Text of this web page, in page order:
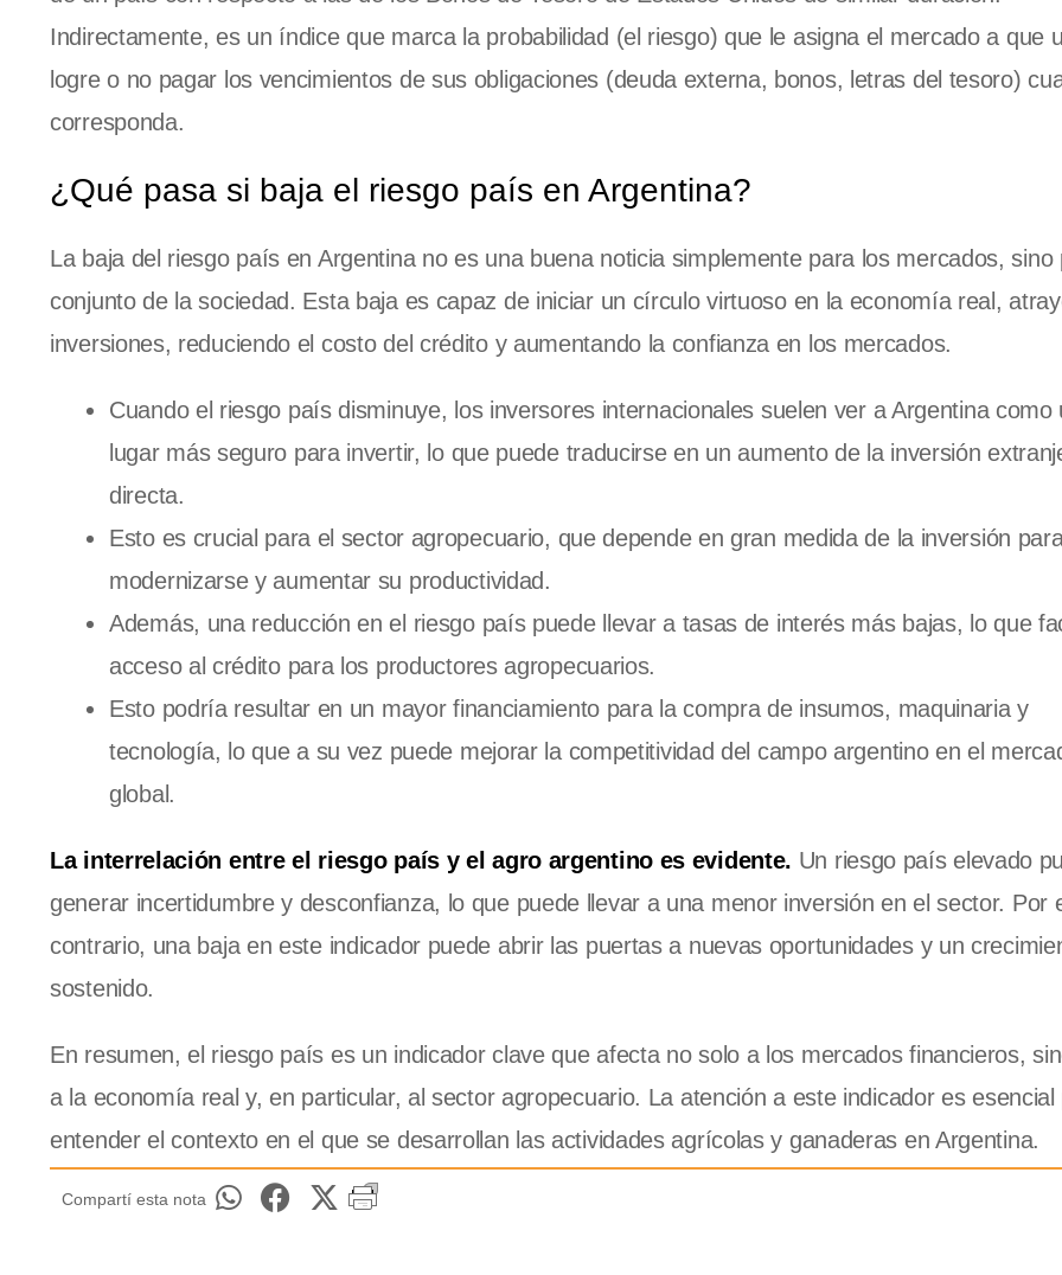
Indirectamente, es un índice que marca la probabilidad (el riesgo) que le asigna el mercado a que
logre o no pagar los vencimientos de sus obligaciones (deuda externa, bonos, letras del tesoro)
corresponda.
¿Qué pasa si baja el riesgo país en Argentina?
La baja del riesgo país en Argentina no es una buena noticia simplemente para los mercados, sino
conjunto de la sociedad. Esta baja es capaz de iniciar un círculo virtuoso en la economía real,
inversiones, reduciendo el costo del crédito y aumentando la confianza en los mercados.
Cuando el riesgo país disminuye, los inversores internacionales suelen ver a Argentina como
lugar más seguro para invertir, lo que puede traducirse en un aumento de la inversión
directa.
Esto es crucial para el sector agropecuario, que depende en gran medida de la inversión
modernizarse y aumentar su productividad.
Además, una reducción en el riesgo país puede llevar a tasas de interés más bajas, lo que
acceso al crédito para los productores agropecuarios.
Esto podría resultar en un mayor financiamiento para la compra de insumos, maquinaria y
tecnología, lo que a su vez puede mejorar la competitividad del campo argentino en el
global.
La interrelación entre el riesgo país y el agro argentino es evidente. Un riesgo país elevado
generar incertidumbre y desconfianza, lo que puede llevar a una menor inversión en el sector. Por
contrario, una baja en este indicador puede abrir las puertas a nuevas oportunidades y un
sostenido.
En resumen, el riesgo país es un indicador clave que afecta no solo a los mercados financieros,
a la economía real y, en particular, al sector agropecuario. La atención a este indicador es esencial
entender el contexto en el que se desarrollan las actividades agrícolas y ganaderas en Argentina.
Compartí esta nota